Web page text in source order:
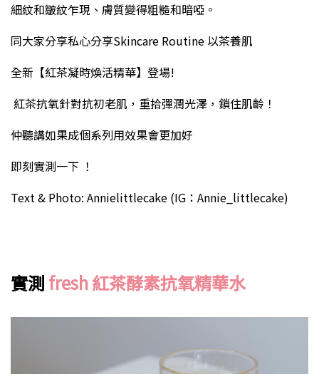
細紋和皺紋乍現、膚質變得粗糙和暗啞。
同大家分享私心分享Skincare Routine 以茶養肌
全新【紅茶凝時煥活精華】登場!
紅茶抗氧針對抗初老肌，重拾彈潤光澤，鎖住肌齡！
仲聽講如果成個系列用效果會更加好
即刻實測一下 ！
Text & Photo: Annielittlecake (IG：Annie_littlecake)
實測 fresh 紅茶酵素抗氧精華水